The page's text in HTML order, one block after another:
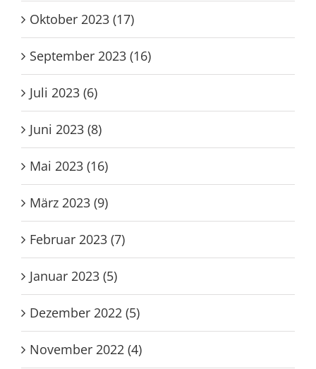
Oktober 2023 (17)
September 2023 (16)
Juli 2023 (6)
Juni 2023 (8)
Mai 2023 (16)
März 2023 (9)
Februar 2023 (7)
Januar 2023 (5)
Dezember 2022 (5)
November 2022 (4)